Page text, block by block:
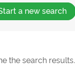
a new search
the search results.